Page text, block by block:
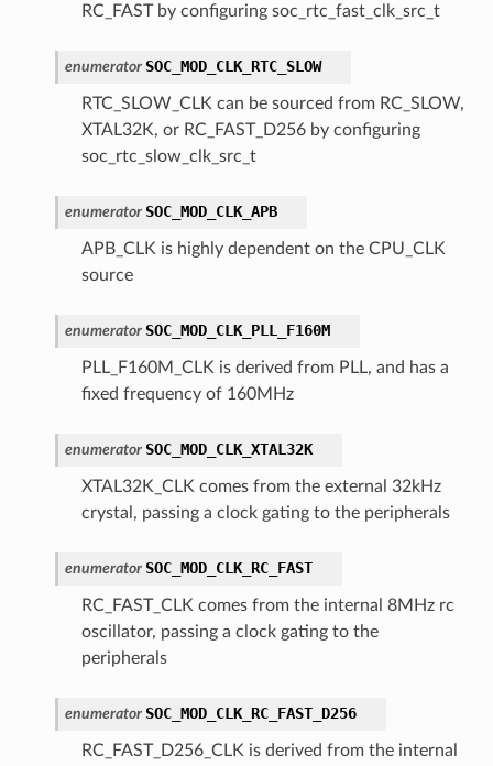
RC_FAST by configuring soc_rtc_fast_clk_src_t
enumerator SOC_MOD_CLK_RTC_SLOW
RTC_SLOW_CLK can be sourced from RC_SLOW,
XTAL32K, or RC_FAST_D256 by configuring
soc_rtc_slow_clk_src_t
enumerator SOC_MOD_CLK_APB
APB_CLK is highly dependent on the CPU_CLK
source
enumerator SOC_MOD_CLK_PLL_F160M
PLL_F160M_CLK is derived from PLL, and has a
fixed frequency of 160MHz
enumerator SOC_MOD_CLK_XTAL32K
XTAL32K_CLK comes from the external 32kHz
crystal, passing a clock gating to the peripherals
enumerator SOC_MOD_CLK_RC_FAST
RC_FAST_CLK comes from the internal 8MHz rc
oscillator, passing a clock gating to the
peripherals
enumerator SOC_MOD_CLK_RC_FAST_D256
RC_FAST_D256_CLK is derived from the internal